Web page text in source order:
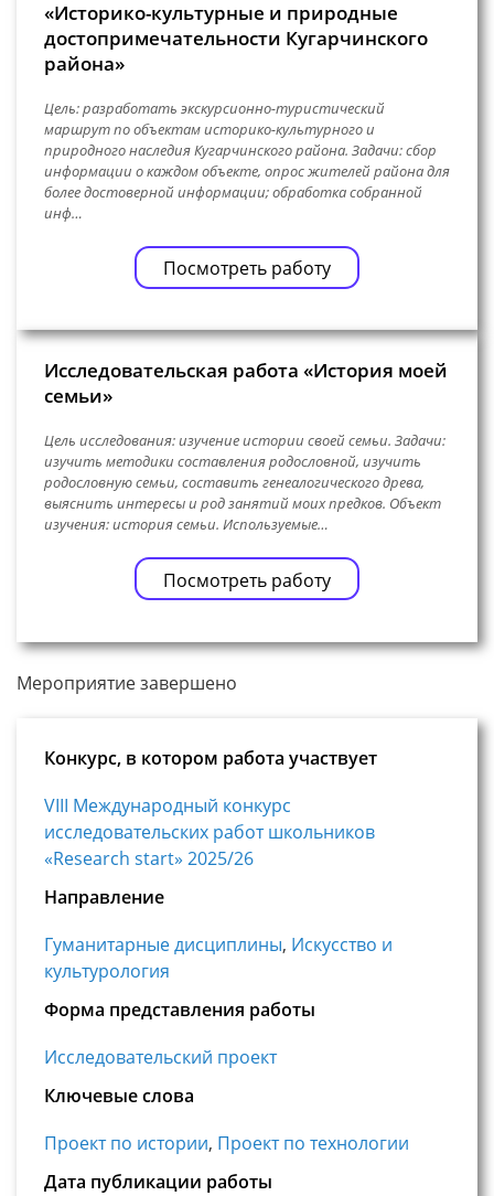
«Историко-культурные и природные
достопримечательности Кугарчинского
района»
Цель: разработать экскурсионно-туристический
маршрут по объектам историко-культурного и
природного наследия Кугарчинского района. Задачи: сбор
информации о каждом объекте, опрос жителей района для
более достоверной информации; обработка собранной
инф…
Посмотреть работу
Исследовательская работа «История моей
семьи»
Цель исследования: изучение истории своей семьи. Задачи:
изучить методики составления родословной, изучить
родословную семьи, составить генеалогического древа,
выяснить интересы и род занятий моих предков. Объект
изучения: история семьи. Используемые…
Посмотреть работу
Мероприятие завершено
Конкурс, в котором работа участвует
VIII Международный конкурс
исследовательских работ школьников
«Research start» 2025/26
Направление
Гуманитарные дисциплины, Искусство и
культурология
Форма представления работы
Исследовательский проект
Ключевые слова
Проект по истории, Проект по технологии
Дата публикации работы